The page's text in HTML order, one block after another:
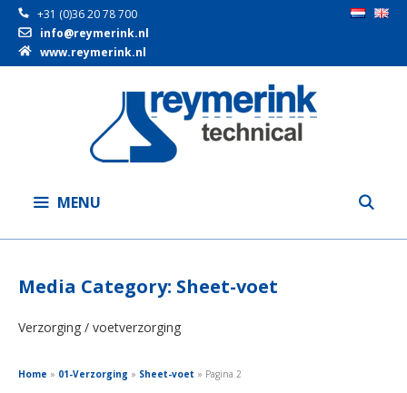
+31 (0)36 20 78 700
info@reymerink.nl
www.reymerink.nl
MENU
Media Category: Sheet-voet
Verzorging / voetverzorging
Home » 01-Verzorging » Sheet-voet » Pagina 2